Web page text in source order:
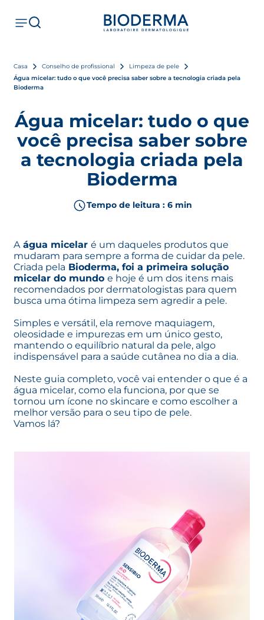
Casa Conselho de profissional
Limpeza de pele
Água micelar: tudo o que você precisa saber sobre a tecnologia criada pela
Bioderma
Água micelar: tudo o que
você precisa saber sobre
a tecnologia criada pela
Bioderma
Tempo de leitura : 6 min
A água micelar é um daqueles produtos que
mudaram para sempre a forma de cuidar da pele.
Criada pela Bioderma, foi a primeira solução
micelar do mundo e hoje é um dos itens mais
recomendados por dermatologistas para quem
busca uma ótima limpeza sem agredir a pele.
Simples e versátil, ela remove maquiagem,
oleosidade e impurezas em um único gesto,
mantendo o equilíbrio natural da pele, algo
indispensável para a saúde cutânea no dia a dia.
Neste guia completo, você vai entender o que é a
água micelar, como ela funciona, por que se
tornou um ícone no skincare e como escolher a
melhor versão para o seu tipo de pele.
Vamos lá?